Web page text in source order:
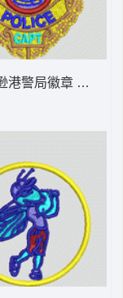
港警局徽章 警察徽